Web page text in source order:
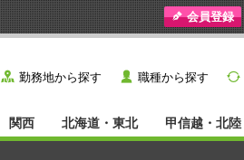
y 勤務地から探す ˙ 職種から探す }
関西 北海道・東北 甲信越・北陸